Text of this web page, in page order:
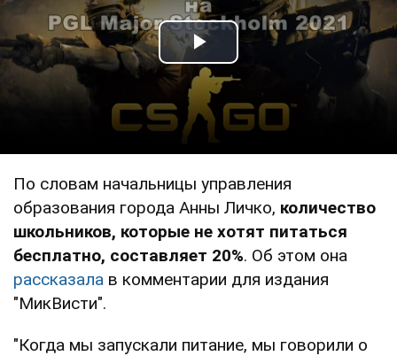
Play Video
По словам начальницы управления
образования города Анны Личко, количество
школьников, которые не хотят питаться
бесплатно, составляет 20%. Об этом она
рассказала в комментарии для издания
"МикВисти".
"Когда мы запускали питание, мы говорили о